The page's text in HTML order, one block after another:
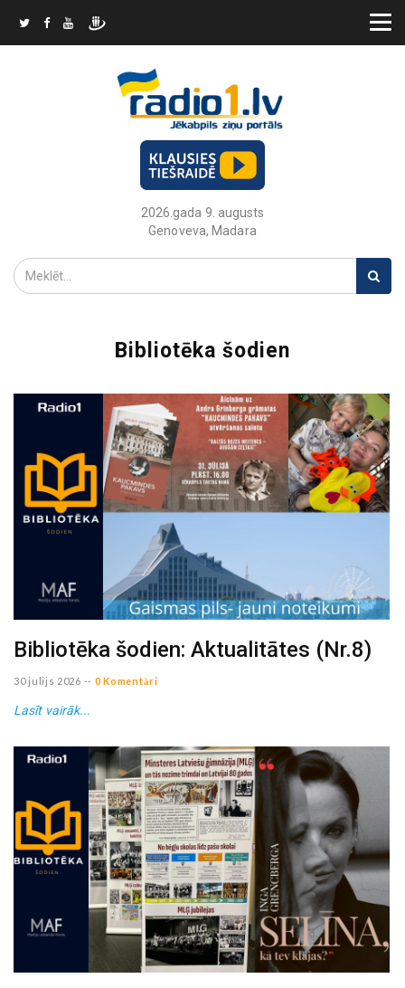
2026.gada 9. augusts
Genoveva, Madara
Bibliotēka šodien
Bibliotēka šodien: Aktualitātes (Nr.8)
30 julijs 2026 -- 0 Komentāri
Lasīt vairāk...